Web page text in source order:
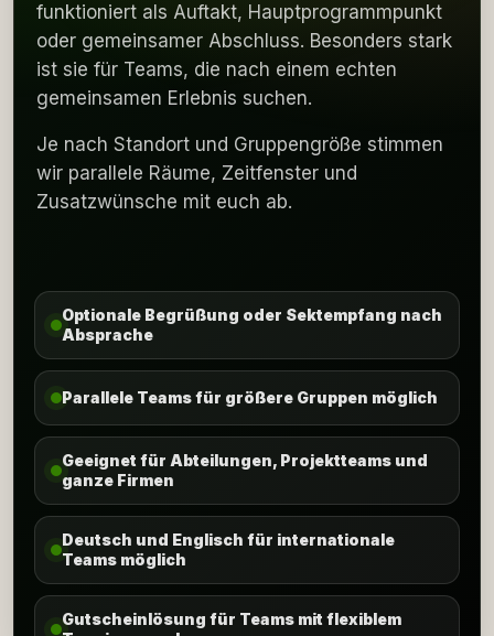
funktioniert als Auftakt, Hauptprogrammpunkt
oder gemeinsamer Abschluss. Besonders stark
ist sie für Teams, die nach einem echten
gemeinsamen Erlebnis suchen.
Je nach Standort und Gruppengröße stimmen
wir parallele Räume, Zeitfenster und
Zusatzwünsche mit euch ab.
Optionale Begrüßung oder Sektempfang nach
Absprache
Parallele Teams für größere Gruppen möglich
Geeignet für Abteilungen, Projektteams und
ganze Firmen
Deutsch und Englisch für internationale
Teams möglich
Gutscheinlösung für Teams mit flexiblem